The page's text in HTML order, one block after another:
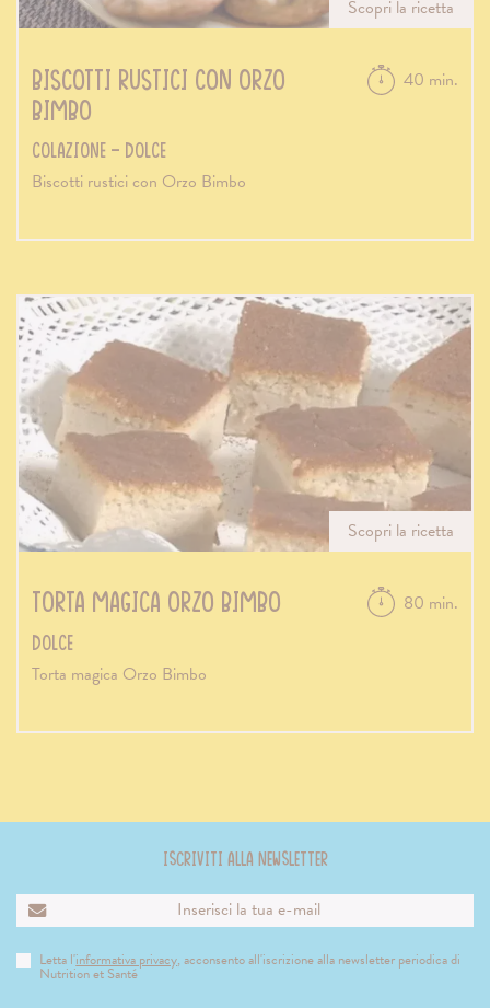
Scopri la ricetta
Biscotti rustici con Orzo
Bimbo
Colazione - Dolce
40 min.
Biscotti rustici con Orzo Bimbo
Scopri la ricetta
Torta magica Orzo Bimbo
Dolce
80 min.
Torta magica Orzo Bimbo
Iscriviti alla newsletter
Letta l'informativa privacy, acconsento all'iscrizione alla newsletter periodica di
Nutrition et Santé